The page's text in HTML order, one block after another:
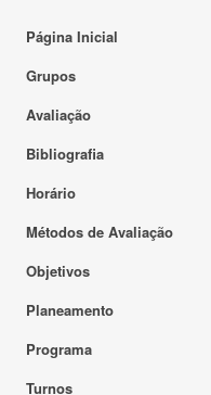
Página Inicial
Grupos
Avaliação
Bibliografia
Horário
Métodos de Avaliação
Objetivos
Planeamento
Programa
Turnos